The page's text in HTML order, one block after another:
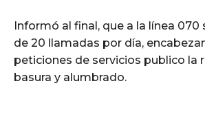
Informó al final, que a la línea 070
de 20 llamadas por día,
peticiones de servicios publico la
basura y alumbrado.